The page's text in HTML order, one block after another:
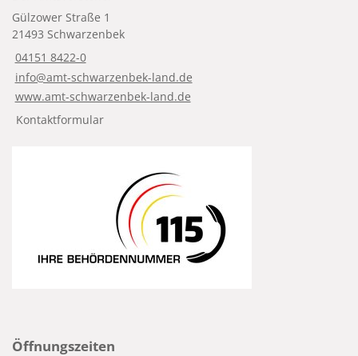
Gülzower Straße 1
21493 Schwarzenbek
04151 8422-0
info@amt-schwarzenbek-land.de
www.amt-schwarzenbek-land.de
Kontaktformular
Öffnungszeiten